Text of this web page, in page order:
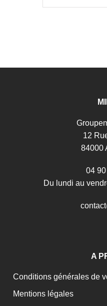
12
84000
04
Du lundi au
contact
A
Conditions générales de
Mentions légales